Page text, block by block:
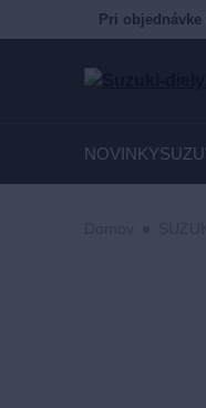
Pri
NOVINKY